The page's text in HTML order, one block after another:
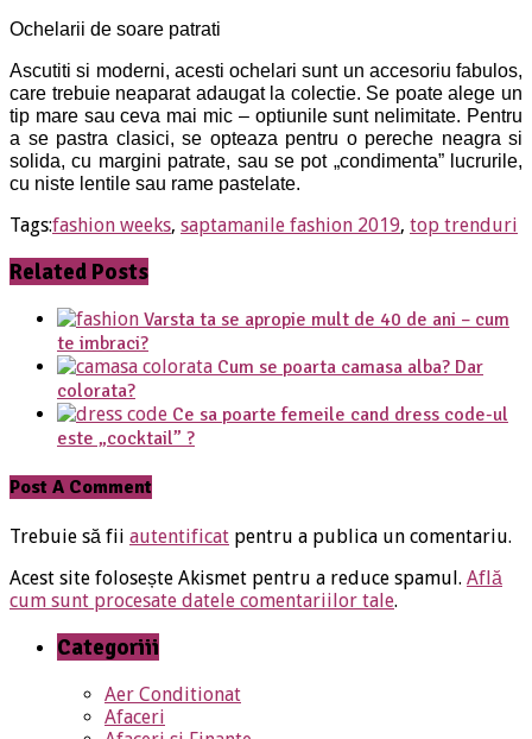
Ochelarii de soare patrati
Ascutiti si moderni, acesti ochelari sunt un accesoriu fabulos,
care trebuie neaparat adaugat la colectie. Se poate alege un
tip mare sau ceva mai mic – optiunile sunt nelimitate. Pentru
a se pastra clasici, se opteaza pentru o pereche neagra si
solida, cu margini patrate, sau se pot „condimenta” lucrurile,
cu niste lentile sau rame pastelate.
Tags:fashion weeks, saptamanile fashion 2019, top trenduri
Related Posts
Varsta ta se apropie mult de 40 de ani – cum
te imbraci?
Cum se poarta camasa alba? Dar
colorata?
Ce sa poarte femeile cand dress code-ul
este „cocktail” ?
Post A Comment
Trebuie să fii autentificat pentru a publica un comentariu.
Acest site folosește Akismet pentru a reduce spamul. Află
cum sunt procesate datele comentariilor tale.
Categoriii
Aer Conditionat
Afaceri